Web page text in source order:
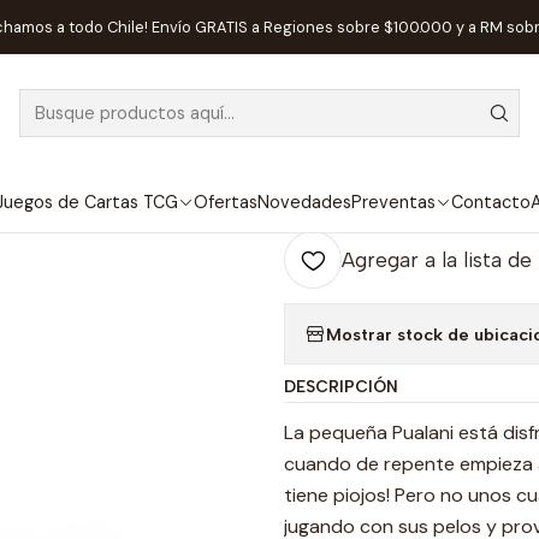
de Cartas TCG OfertasNovedadesPreventas Contacto
a todo Chile! Envío GRATIS a Regiones sobre $100.000 y a RM
Inicio Juegos de Mesa Competitivos Aloha Pioha - Español
Aloha Pioha -
Cantidad
Agregar a la lista
Mostrar stock de
DESCRIPCIÓN
La pequeña Pualani está
cuando de repente empieza
tiene piojos! Pero no unos
jugando con sus pelos y